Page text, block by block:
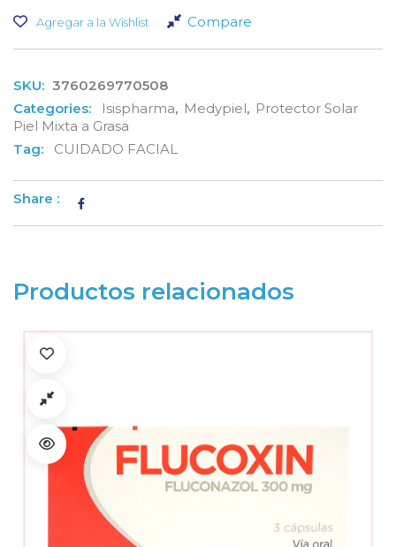
Agregar a la Wishlist Compare
SKU: 3760269770508
Categories:
Isispharma, Medypiel, Protector Solar
Piel Mixta a Grasa
Tag:
CUIDADO FACIAL
Share :
Productos relacionados